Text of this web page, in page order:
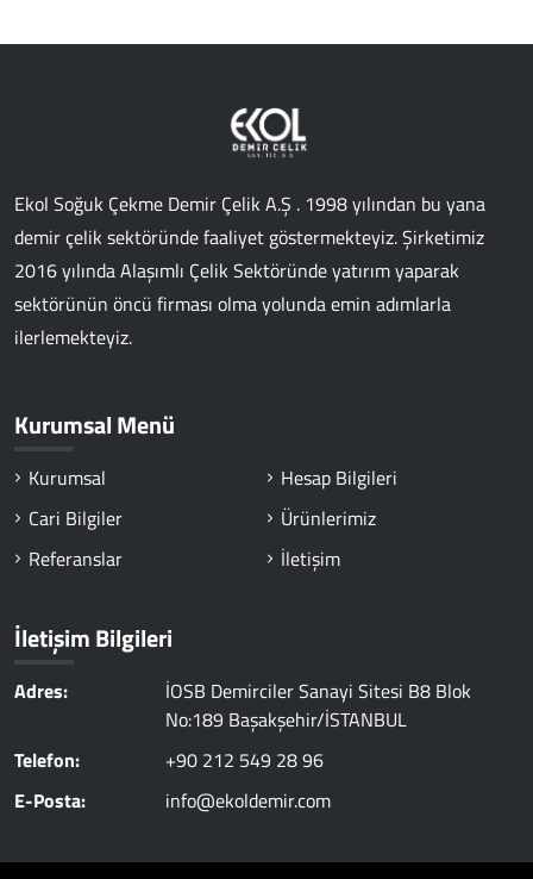
Ekol Soğuk Çekme Demir Çelik A.Ş . 1998 yılından bu yana
demir çelik sektöründe faaliyet göstermekteyiz. Şirketimiz
2016 yılında Alaşımlı Çelik Sektöründe yatırım yaparak
sektörünün öncü firması olma yolunda emin adımlarla
ilerlemekteyiz.
Kurumsal Menü
Kurumsal
Hesap Bilgileri
Cari Bilgiler
Ürünlerimiz
Referanslar
İletişim
İletişim Bilgileri
Adres:
İOSB Demirciler Sanayi Sitesi B8 Blok
No:189 Başakşehir/İSTANBUL
Telefon:
+90 212 549 28 96
E-Posta:
info@ekoldemir.com